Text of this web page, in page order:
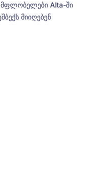
მფლობელები Alta-ში
მიიღებენ